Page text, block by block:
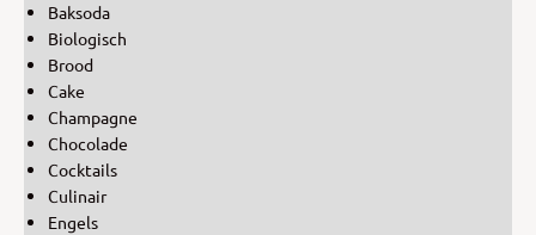
Baksoda
Biologisch
Brood
Cake
Champagne
Chocolade
Cocktails
Culinair
Engels